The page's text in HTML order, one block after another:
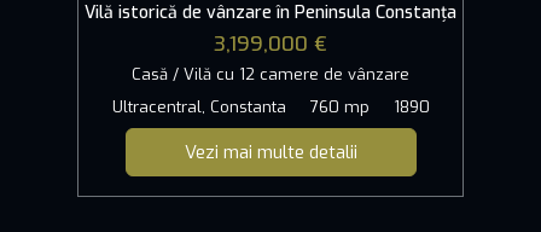
Vilă istorică de vânzare în Peninsula Constanța
3,199,000 €
Casă / Vilă cu 12 camere de vânzare
Ultracentral, Constanta
760 mp 1890
Vezi mai multe detalii